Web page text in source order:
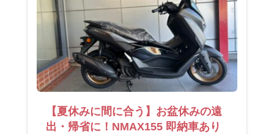
【夏休みに間に合う】お盆休みの遠
出・帰省に！NMAX155 即納車あり